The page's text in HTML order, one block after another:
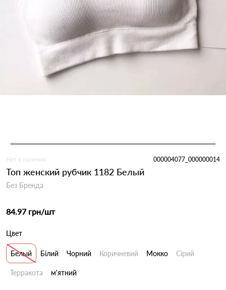
Нет в наличии 000004077_000000014
Топ женский рубчик 1182 Белый
Без Бренда
84.97 грн/шт
Цвет
Белый Білий Чорний Коричневий Мокко Сірий
Терракота м'ятний